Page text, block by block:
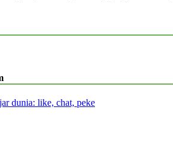
dunia: like, chat, peke